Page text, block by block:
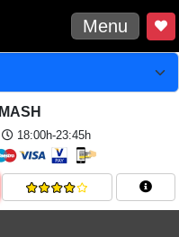
Menu
18:00h-23:45h